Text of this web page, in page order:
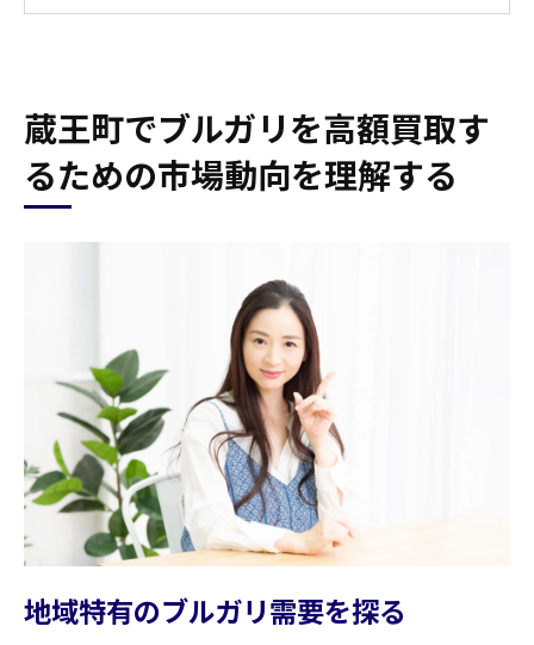
ブルガリ買取における競合状況を確認する
ブルガリ買取で失敗しないための業者とのコミ
ュニケーション術
買取交渉で使えるコミュニケーションテク
買取業者に対する質問リストを準備する
業者との透明な取引を心掛ける
業者に提示するためのブルガリ情報の整理
オンライン査定と対面査定の違いを活用す
る
宮城県刈田郡蔵王町でブルガリを高く売るため
ブルガリアイテムの価値を最大限に引き出
蔵王町でブルガリを高額買取す
るための市場動向を理解する
地域特有のブルガリ需要を探る